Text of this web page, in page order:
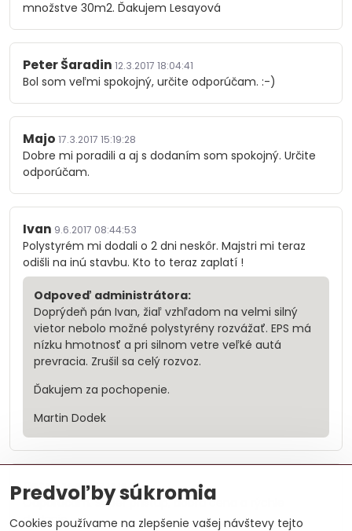
množstve 30m2. Ďakujem Lesayová
Peter Šaradin 12.3.2017 18:04:41
Bol som veľmi spokojný, určite odporúčam. :-)
Majo 17.3.2017 15:19:28
Dobre mi poradili a aj s dodaním som spokojný. Určite
odporúčam.
Ivan 9.6.2017 08:44:53
Polystyrém mi dodali o 2 dni neskôr. Majstri mi teraz
odišli na inú stavbu. Kto to teraz zaplatí !
Odpoveď administrátora:
Doprýdeň pán Ivan, žiaľ vzhľadom na velmi silný
vietor nebolo možné polystyrény rozvážať. EPS má
nízku hmotnosť a pri silnom vetre veľké autá
prevracia. Zrušil sa celý rozvoz.
Ďakujem za pochopenie.
Martin Dodek
Petra 28.6.2017 12:18:04
Odporúčam. Super prístup, dobrá cena a rýchle
dodanie.
Predvoľby súkromia
Cookies používame na zlepšenie vašej návštevy tejto